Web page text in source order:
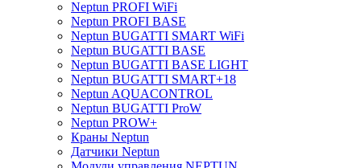
Neptun PROFI WiFi
Neptun PROFI BASE
Neptun BUGATTI SMART WiFi
Neptun BUGATTI BASE
Neptun BUGATTI BASE LIGHT
Neptun BUGATTI SMART+18
Neptun AQUACONTROL
Neptun BUGATTI ProW
Neptun PROW+
Краны Neptun
Датчики Neptun